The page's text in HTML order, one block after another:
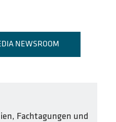
NEWSROOM
Fachtagungen und